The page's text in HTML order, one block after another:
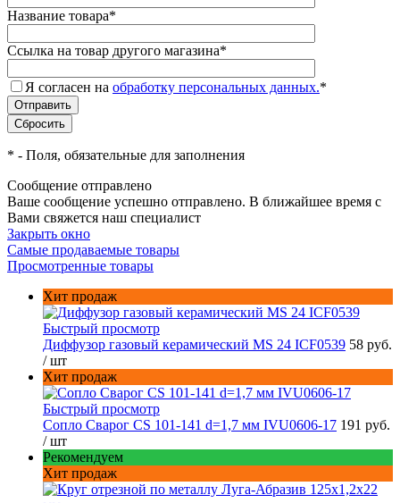
Название товара*
Ссылка на товар другого магазина*
Я согласен на обработку персональных данных.*
* - Поля, обязательные для заполнения
Сообщение отправлено
Ваше сообщение успешно отправлено. В ближайшее время с
Вами свяжется наш специалист
Закрыть окно
Самые продаваемые товары
Просмотренные товары
Хит продаж
Быстрый просмотр
Диффузор газовый керамический MS 24 ICF0539 58 руб.
/ шт
Хит продаж
Быстрый просмотр
Сопло Сварог CS 101-141 d=1,7 мм IVU0606-17 191 руб.
/ шт
Рекомендуем
Хит продаж